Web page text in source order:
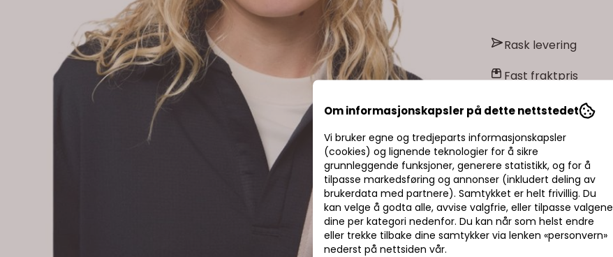
Rask levering
Fast fraktpris
Kvalitetsprodukter
Om informasjonskapsler på dette nettstedet
Vi bruker egne og tredjeparts informasjonskapsler
(cookies) og lignende teknologier for å sikre
grunnleggende funksjoner, generere statistikk, og for å
tilpasse markedsføring og annonser (inkludert deling av
brukerdata med partnere). Samtykket er helt frivillig. Du
kan velge å godta alle, avvise valgfrie, eller tilpasse valgene
dine per kategori nedenfor. Du kan når som helst endre
eller trekke tilbake dine samtykker via lenken «personvern»
nederst på nettsiden vår.